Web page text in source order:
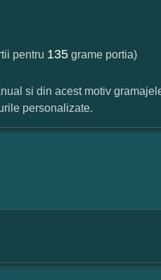
pentru 135 grame portia)
si din acest motiv
personalizate.